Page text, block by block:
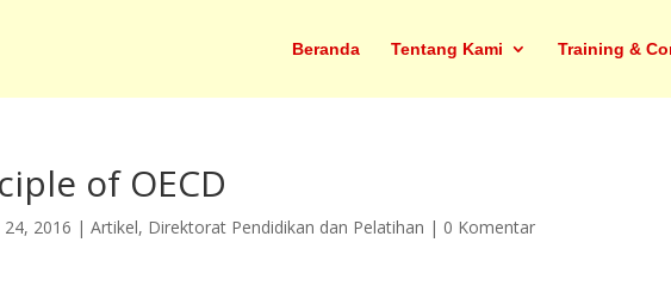
Beranda Tentang Kami Training &
of OECD
24, 2016 |Artikel, Direktorat Pendidikan dan Pelatihan | 0 Komentar